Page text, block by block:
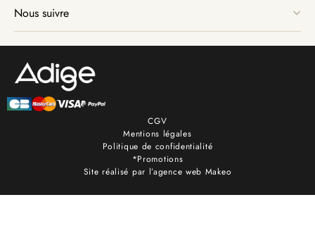
Nous suivre
CGV
Mentions légales
Politique de confidentialité
*Promotions
Site réalisé par l’agence web Makeo